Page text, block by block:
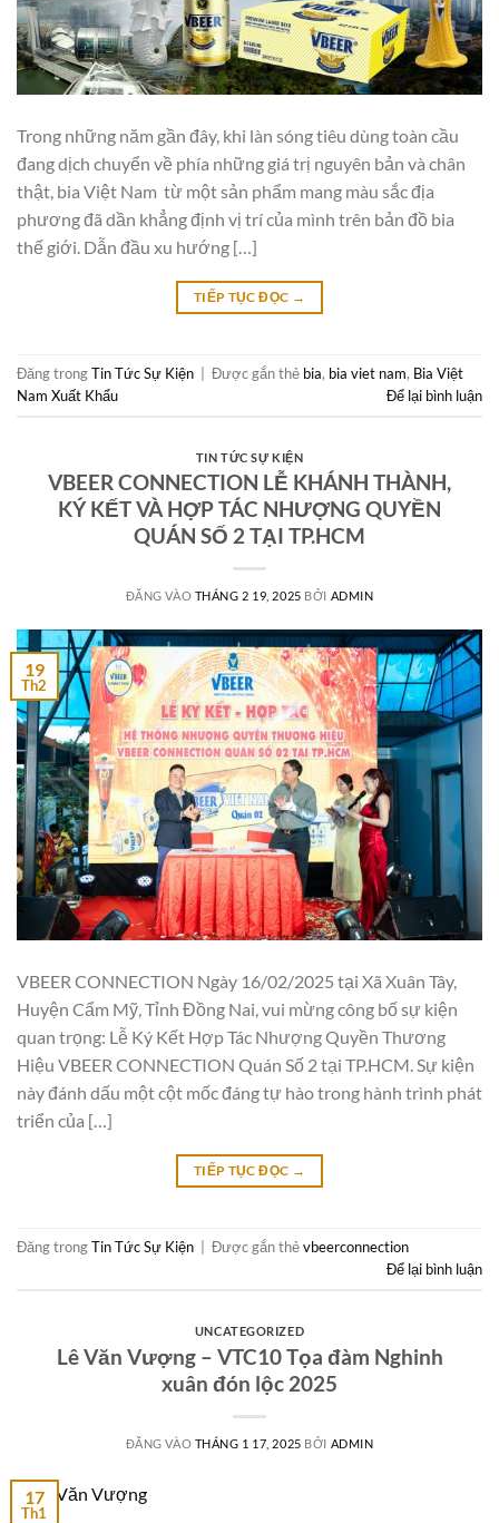
Trong những năm gần đây, khi làn sóng tiêu dùng toàn cầu
đang dịch chuyển về phía những giá trị nguyên bản và chân
thật, bia Việt Nam từ một sản phẩm mang màu sắc địa
phương đã dần khẳng định vị trí của mình trên bản đồ bia
thế giới. Dẫn đầu xu hướng […]
TIẾP TỤC ĐỌC →
Đăng trongTin Tức Sự Kiện Được gắn thẻ bia, bia viet nam, Bia Việt
Nam Xuất Khẩu
Để lại bình luận
TIN TỨC SỰ KIỆN
VBEER CONNECTION LỄ KHÁNH THÀNH,
KÝ KẾT VÀ HỢP TÁC NHƯỢNG QUYỀN
QUÁN SỐ 2 TẠI TP.HCM
ĐĂNG VÀO THÁNG 2 19, 2025 BỞI ADMIN
19
Th2
VBEER CONNECTION Ngày 16/02/2025 tại Xã Xuân Tây,
Huyện Cẩm Mỹ, Tỉnh Đồng Nai, vui mừng công bố sự kiện
quan trọng: Lễ Ký Kết Hợp Tác Nhượng Quyền Thương
Hiệu VBEER CONNECTION Quán Số 2 tại TP.HCM. Sự kiện
này đánh dấu một cột mốc đáng tự hào trong hành trình phát
triển của […]
TIẾP TỤC ĐỌC →
Đăng trongTin Tức Sự Kiện Được gắn thẻvbeerconnection
Để lại bình luận
UNCATEGORIZED
Lê Văn Vượng – VTC10 Tọa đàm Nghinh
xuân đón lộc 2025
ĐĂNG VÀO THÁNG 1 17, 2025 BỞI ADMIN
17
Th1